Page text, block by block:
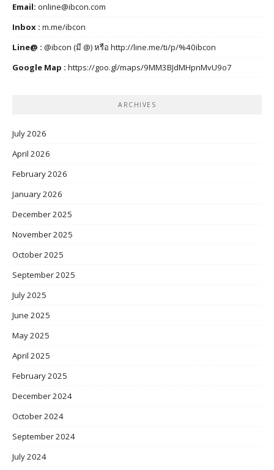
Email: online@ibcon.com
Inbox : m.me/ibcon
Line@ : @ibcon (มี @) หรือ http://line.me/ti/p/%40ibcon
Google Map : https://goo.gl/maps/9MM3BJdMHpnMvU9o7
ARCHIVES
July 2026
April 2026
February 2026
January 2026
December 2025
November 2025
October 2025
September 2025
July 2025
June 2025
May 2025
April 2025
February 2025
December 2024
October 2024
September 2024
July 2024